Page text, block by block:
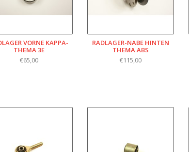
VORNE KAPPA-
THEMA 3E
€65,00
RADLAGER-NABE HINTEN
THEMA ABS
€115,00